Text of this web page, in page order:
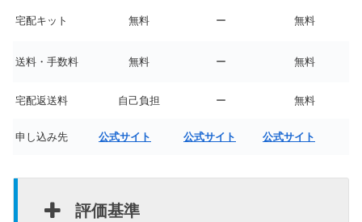
宅配キット 無料 ー 無料
送料・手数料 無料 ー 無料
宅配返送料 自己負担 ー 無料
申し込み先 公式サイト 公式サイト 公式サイト
評価基準